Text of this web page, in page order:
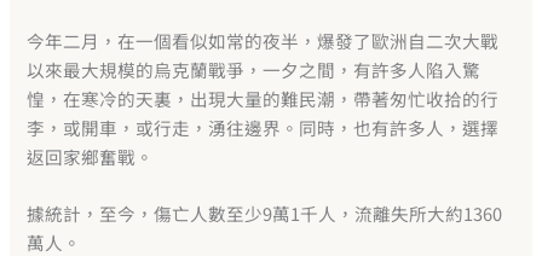
今年二月，在一個看似如常的夜半，爆發了歐洲自二次大戰
以來最大規模的烏克蘭戰爭，一夕之間，有許多人陷入驚
惶，在寒冷的天裏，出現大量的難民潮，帶著匆忙收拾的行
李，或開車，或行走，湧往邊界。同時，也有許多人，選擇
返回家鄉奮戰。
據統計，至今，傷亡人數至少9萬1千人，流離失所大約1360
萬人。